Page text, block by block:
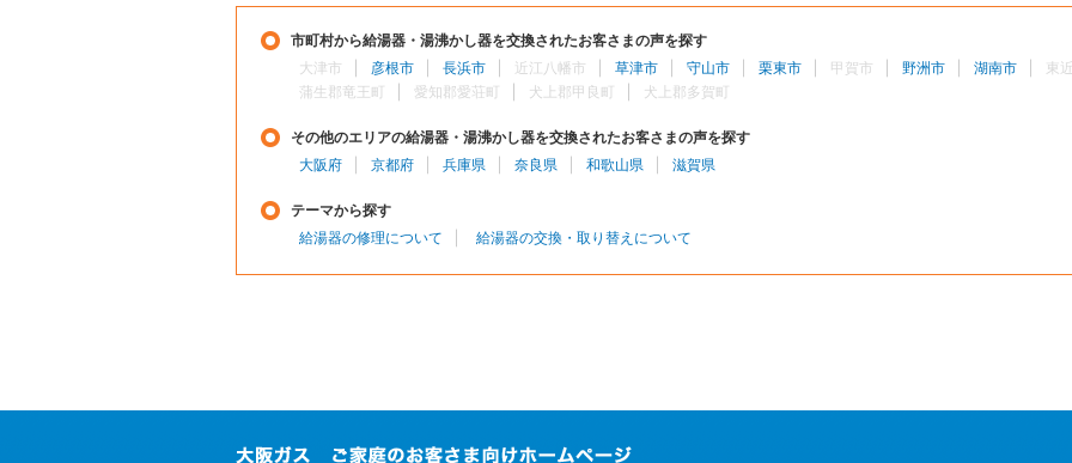
市町村から給湯器・湯沸かし器を交換されたお客さまの声を探す
大津市
彦根市 長浜市 近江八幡市 草津市 守山市 栗東市 甲賀市 野洲市 湖南市
東
蒲生郡竜王町
愛知郡愛荘町 犬上郡甲良町 犬上郡多賀町
その他のエリアの給湯器・湯沸かし器を交換されたお客さまの声を探す
大阪府
京都府 兵庫県 奈良県 和歌山県 滋賀県
テーマから探す
給湯器の修理について
給湯器の交換・取り替えについて